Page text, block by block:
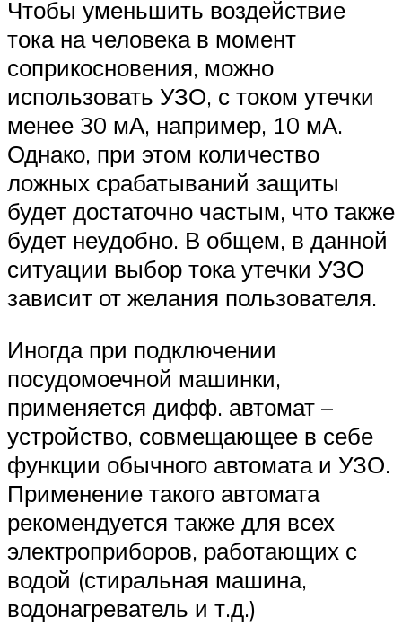
Чтобы уменьшить воздействие
тока на человека в момент
соприкосновения, можно
использовать УЗО, с током утечки
менее 30 мА, например, 10 мА.
Однако, при этом количество
ложных срабатываний защиты
будет достаточно частым, что также
будет неудобно. В общем, в данной
ситуации выбор тока утечки УЗО
зависит от желания пользователя.
Иногда при подключении
посудомоечной машинки,
применяется дифф. автомат –
устройство, совмещающее в себе
функции обычного автомата и УЗО.
Применение такого автомата
рекомендуется также для всех
электроприборов, работающих с
водой (стиральная машина,
водонагреватель и т.д.)